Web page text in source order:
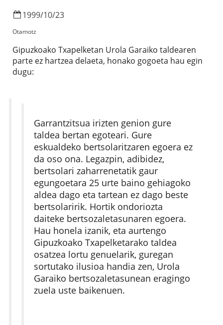
1999/10/23
Otamotz
Gipuzkoako Txapelketan Urola Garaiko taldearen
parte ez hartzea delaeta, honako gogoeta hau egin
dugu:
Garrantzitsua irizten genion gure
taldea bertan egoteari. Gure
eskualdeko bertsolaritzaren egoera ez
da oso ona. Legazpin, adibidez,
bertsolari zaharrenetatik gaur
egungoetara 25 urte baino gehiagoko
aldea dago eta tartean ez dago beste
bertsolaririk. Hortik ondoriozta
daiteke bertsozaletasunaren egoera.
Hau honela izanik, eta aurtengo
Gipuzkoako Txapelketarako taldea
osatzea lortu genuelarik, guregan
sortutako ilusioa handia zen, Urola
Garaiko bertsozaletasunean eragingo
zuela uste baikenuen.